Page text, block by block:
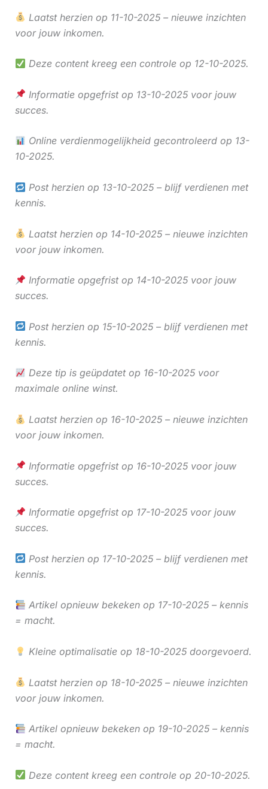
Laatst herzien op 11-10-2025 – nieuwe inzichten
voor jouw inkomen.
Deze content kreeg een controle op 12-10-2025.
Informatie opgefrist op 13-10-2025 voor jouw
succes.
Online verdienmogelijkheid gecontroleerd op 13-
10-2025.
Post herzien op 13-10-2025 – blijf verdienen met
kennis.
Laatst herzien op 14-10-2025 – nieuwe inzichten
voor jouw inkomen.
Informatie opgefrist op 14-10-2025 voor jouw
succes.
Post herzien op 15-10-2025 – blijf verdienen met
kennis.
Deze tip is geüpdatet op 16-10-2025 voor
maximale online winst.
Laatst herzien op 16-10-2025 – nieuwe inzichten
voor jouw inkomen.
Informatie opgefrist op 16-10-2025 voor jouw
succes.
Informatie opgefrist op 17-10-2025 voor jouw
succes.
Post herzien op 17-10-2025 – blijf verdienen met
kennis.
Artikel opnieuw bekeken op 17-10-2025 – kennis
= macht.
Kleine optimalisatie op 18-10-2025 doorgevoerd.
Laatst herzien op 18-10-2025 – nieuwe inzichten
voor jouw inkomen.
Artikel opnieuw bekeken op 19-10-2025 – kennis
= macht.
Deze content kreeg een controle op 20-10-2025.